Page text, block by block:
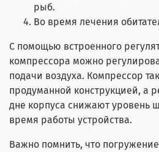
рыб.
Во время лечения
С помощью встроенного
компрессора можно
подачи воздуха. Компрессор
продуманной конструкцией, а
дне корпуса снижают уровень
время работы устройства.
Важно помнить, что